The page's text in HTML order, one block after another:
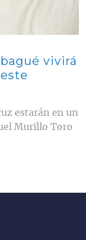
vivirá
estarán en un
Murillo Toro